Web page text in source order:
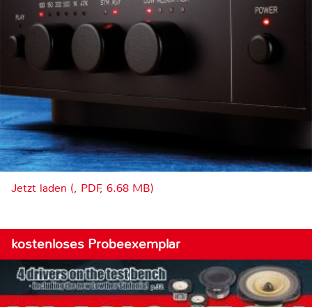
Jetzt laden (, PDF, 6.68 MB)
kostenloses Probeexemplar